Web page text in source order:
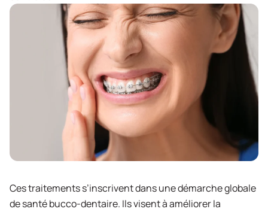
Ces traitements s’inscrivent dans une démarche globale
de santé bucco-dentaire. Ils visent à améliorer la
ENVOYER